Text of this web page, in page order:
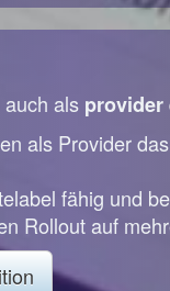
als provider
als Provider
fähig und
Rollout auf